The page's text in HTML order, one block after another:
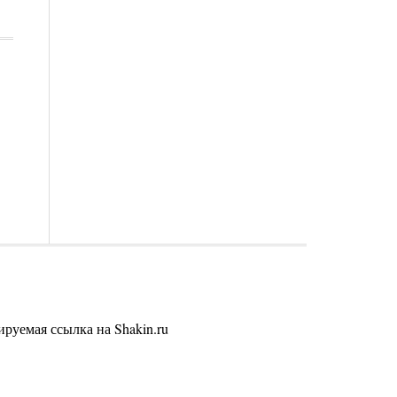
ссылка на Shakin.ru